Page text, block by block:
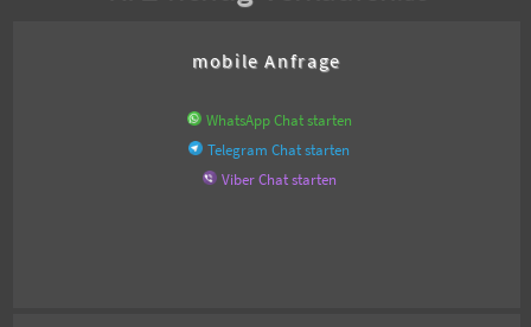
mobile Anfrage
WhatsApp Chat starten
Telegram Chat starten
Viber Chat starten